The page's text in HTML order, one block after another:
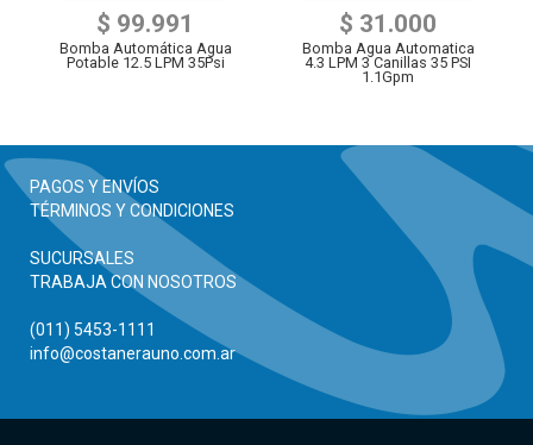
$ 99.991
Bomba Automática Agua
Potable 12.5 LPM 35Psi
$ 31.000
Bomba Agua Automatica
4.3 LPM 3 Canillas 35 PSI
1.1Gpm
PAGOS Y ENVÍOS
TÉRMINOS Y CONDICIONES
SUCURSALES
TRABAJA CON NOSOTROS
(011) 5453-1111
info@costanerauno.com.ar